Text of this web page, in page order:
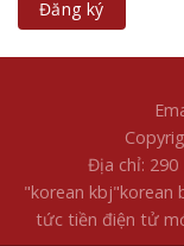
Địa chỉ: 290
"korean kbj​"korean
tức tiền điện tử